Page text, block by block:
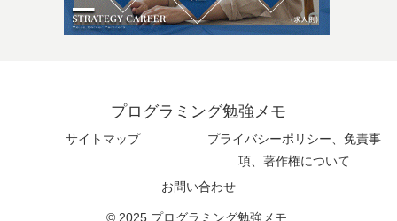
プログラミング勉強メモ
サイトマップ
プライバシーポリシー、免責事
項、著作権について
お問い合わせ
© 2025 プログラミング勉強メモ.